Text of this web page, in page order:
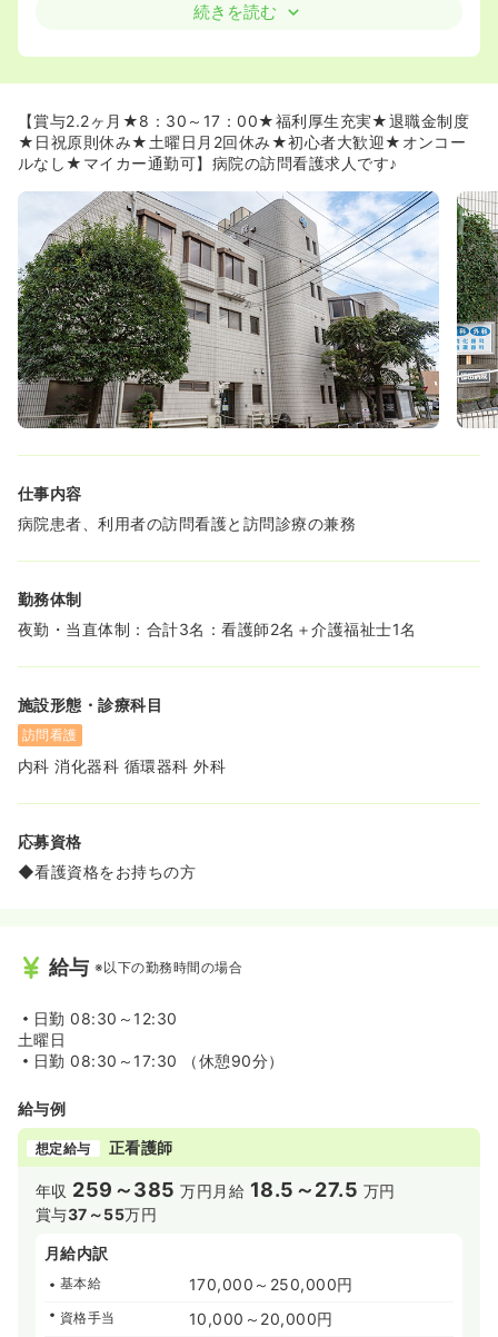
境踏まえサポートをして頂けます！
て頂けるので未経験者の方も安心です！
◆櫛田病院は、昭和27年の開設以降、主に消化器外科・内
科を中心に地域医療を担っております。医師不足の時代に
おいて、地域の方々のニーズに専門的に対応すべく、大学
などを専門とする医師の派遣協力を得ております。高齢化
社会が進む中で急性期→回復期→生活期をサポートする医
療を行うために、令和3年4月に病診連携室、令和4年1月に
リハビリテーション科を設置、令和5年3月より、より一層
地域の皆様へ貢献すべく整形外科外来を開設し、患者さま
が、住みなれた地域で治療・看護を受けられ、その人らし
く生活できますよう、地域の保健・医療・福祉機関と協力
し、「地域のかかりつけ医」の役割を果たしています。
◆病院理念：患者さまに質の高い医療を提供し、地域医療
の発展に貢献します。
◆基本方針
2.地域のかかりつけ医として、患者さまが安心して受診で
きる環境を整えます。
進します。
◆役割・機能
・大学病院からの医師派遣協力
供を行っています。
・病診連携
→検査結果や病状に応じて、適正な病院を紹介していま
す。(大学病院をはじめ地域の各医療機関との連携)
しています。
続きを読む
【賞与2.2ヶ月★8：30～17：00★福利厚生充実★退職金制度
★日祝原則休み★土曜日月2回休み★初心者大歓迎★オンコー
ルなし★マイカー通勤可】病院の訪問看護求人です♪
仕事内容
病院患者、利用者の訪問看護と訪問診療の兼務
勤務体制
夜勤・当直体制：合計3名：看護師2名＋介護福祉士1名
施設形態・診療科目
訪問看護
内科 消化器科 循環器科 外科
応募資格
◆看護資格をお持ちの方
給与 ※以下の勤務時間の場合
日勤 08:30～12:30
土曜日
日勤 08:30～17:30 （休憩90分）
給与例
想定給与 正看護師
年収 259～385 万円 月給 18.5～27.5 万円
賞与37～55万円
月給内訳
基本給 170,000～250,000円
資格手当 10,000～20,000円